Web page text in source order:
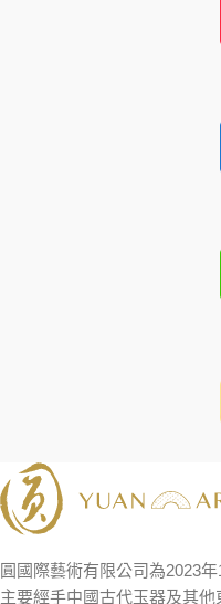
圓國際藝術有限公司為2023
主要經手中國古代玉器及其他